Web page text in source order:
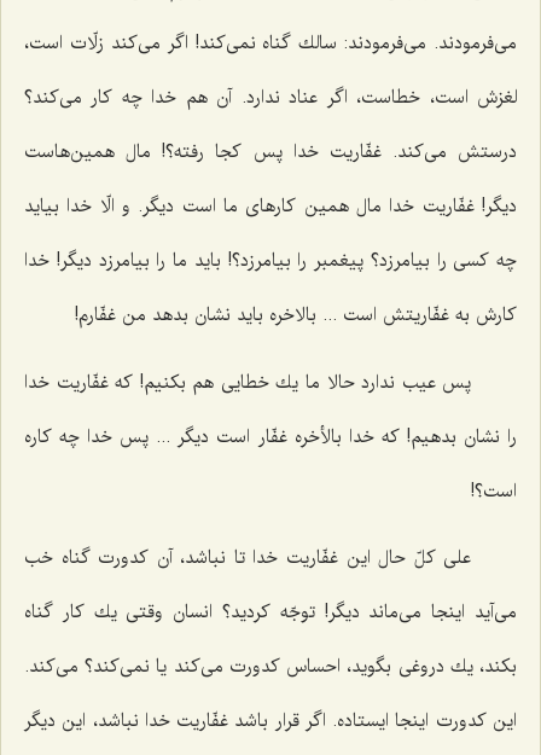
می‌فرمودند. می‌فرمودند: سالك گناه نمی‌كند! اگر می‌كند زلّات است،
لغزش است، خطاست، اگر عناد ندارد. آن هم خدا چه كار می‌كند؟
درستش می‌كند. غفّاریت خدا پس كجا رفته؟! مال همین‌هاست
دیگر! غفّاریت خدا مال همین كارهای ما است دیگر. و الّا خدا بیاید
چه كسی را بیامرزد؟ پیغمبر را بیامرزد؟! باید ما را بیامرزد دیگر! خدا
كارش به غفّاریتش است ... بالاخره باید نشان بدهد من غفّارم!
پس عیب ندارد حالا ما یك خطایی هم بكنیم! كه غفّاریت خدا
را نشان بدهیم! كه خدا بالأخره غفّار است دیگر ... پس خدا چه كاره
است؟!
علی كلّ حال این غفّاریت خدا تا نباشد، آن كدورت گناه خب
می‌آید اینجا می‌ماند دیگر! توجّه كردید؟ انسان وقتی یك كار گناه
بكند، یك دروغی بگوید، احساس كدورت می‌كند یا نمی‌كند؟ می‌كند.
این كدورت اینجا ایستاده. اگر قرار باشد غفّاریت خدا نباشد، این دیگر